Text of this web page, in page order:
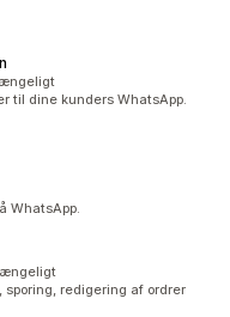
til dine kunders WhatsApp.
WhatsApp.
redigering af ordrer